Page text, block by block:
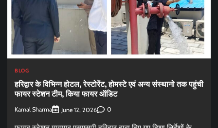
BLOG
हरिद्वार के विभिन्न होटल, रेस्टोरेंट, होमस्टे एवं अन्य संस्थानो तक पहुंची
फायर स्टेशन टीम, किया फायर ऑडिट
Kamal Sharma June 12, 2026 0